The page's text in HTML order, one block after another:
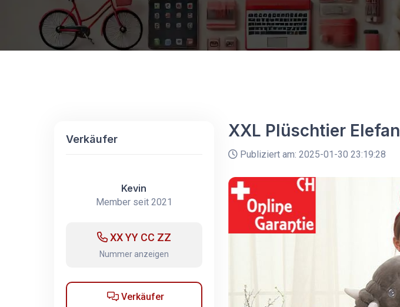
Verkäufer
Kevin
Member seit 2021
XX YY CC ZZ
Nummer anzeigen
Verkäufer
XXL Plüschtier
Publiziert am: 2025-01-30 23:19:28